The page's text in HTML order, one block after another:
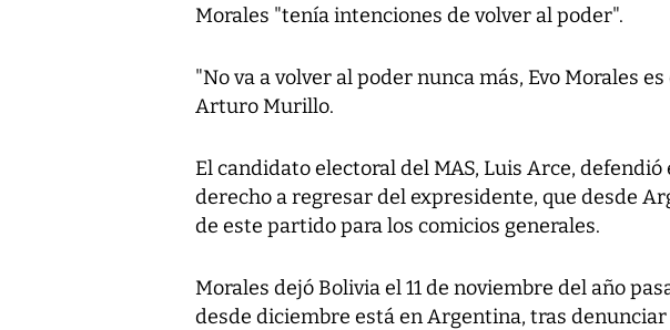
Morales "tenía intenciones de volver al poder".
"No va a volver al poder nunca más, Evo Morales
Arturo Murillo.
El candidato electoral del MAS, Luis Arce, defendió
derecho a regresar del expresidente, que desde
de este partido para los comicios generales.
Morales dejó Bolivia el 11 de noviembre del año
desde diciembre está en Argentina, tras